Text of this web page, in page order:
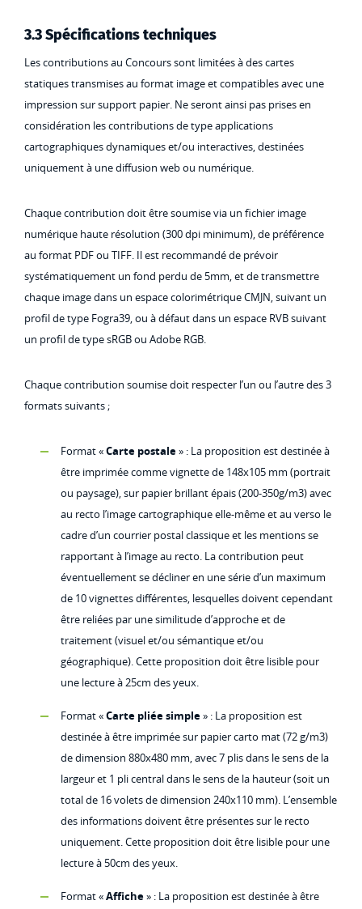
3.3 Spécifications techniques
Les contributions au Concours sont limitées à des cartes
statiques transmises au format image et compatibles avec une
impression sur support papier. Ne seront ainsi pas prises en
considération les contributions de type applications
cartographiques dynamiques et/ou interactives, destinées
uniquement à une diffusion web ou numérique.
Chaque contribution doit être soumise via un fichier image
numérique haute résolution (300 dpi minimum), de préférence
au format PDF ou TIFF. Il est recommandé de prévoir
systématiquement un fond perdu de 5mm, et de transmettre
chaque image dans un espace colorimétrique CMJN, suivant un
profil de type Fogra39, ou à défaut dans un espace RVB suivant
un profil de type sRGB ou Adobe RGB.
Chaque contribution soumise doit respecter l’un ou l’autre des 3
formats suivants ;
Format «Carte postale» : La proposition est destinée à
être imprimée comme vignette de 148x105 mm (portrait
ou paysage), sur papier brillant épais (200-350g/m3) avec
au recto l’image cartographique elle-même et au verso le
cadre d’un courrier postal classique et les mentions se
rapportant à l’image au recto. La contribution peut
éventuellement se décliner en une série d’un maximum
de 10 vignettes différentes, lesquelles doivent cependant
être reliées par une similitude d’approche et de
traitement (visuel et/ou sémantique et/ou
géographique). Cette proposition doit être lisible pour
une lecture à 25cm des yeux.
Format «Carte pliée simple» : La proposition est
destinée à être imprimée sur papier carto mat (72 g/m3)
de dimension 880x480 mm, avec 7 plis dans le sens de la
largeur et 1 pli central dans le sens de la hauteur (soit un
total de 16 volets de dimension 240x110 mm). L’ensemble
des informations doivent être présentes sur le recto
uniquement. Cette proposition doit être lisible pour une
lecture à 50cm des yeux.
Format «Affiche» : La proposition est destinée à être